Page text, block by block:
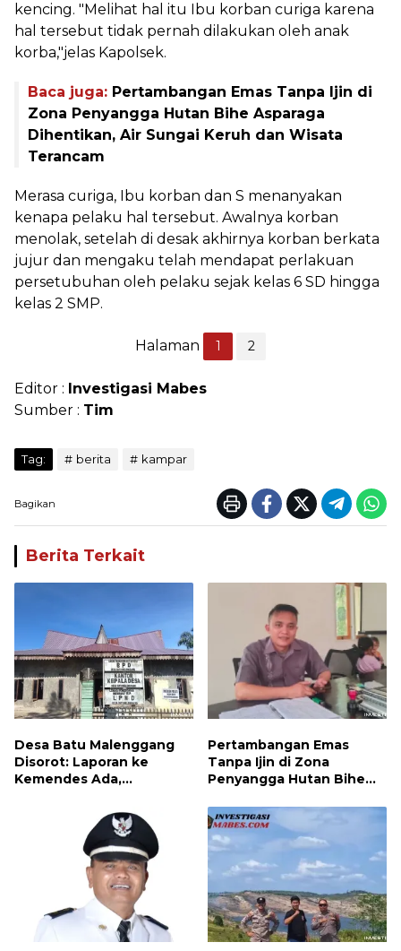
kencing. "Melihat hal itu Ibu korban curiga karena
hal tersebut tidak pernah dilakukan oleh anak
korba,"jelas Kapolsek.
Baca juga: Pertambangan Emas Tanpa Ijin di
Zona Penyangga Hutan Bihe Asparaga
Dihentikan, Air Sungai Keruh dan Wisata
Terancam
Merasa curiga, Ibu korban dan S menanyakan
kenapa pelaku hal tersebut. Awalnya korban
menolak, setelah di desak akhirnya korban berkata
jujur dan mengaku telah mendapat perlakuan
persetubuhan oleh pelaku sejak kelas 6 SD hingga
kelas 2 SMP.
Halaman 1 2
Editor : Investigasi Mabes
Sumber : Tim
Tag: berita kampar
Bagikan
Berita Terkait
Desa Batu Malenggang
Disorot: Laporan ke
Kemendes Ada,
Pertambangan Emas
Tanpa Ijin di Zona
Penyangga Hutan Bihe
Sungai Keruh dan Wisata
Terancam